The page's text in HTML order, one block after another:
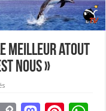
meilleur atout
nous »